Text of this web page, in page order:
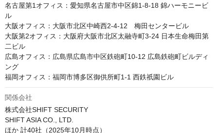
名古屋第1オフィス：愛知県名古屋市中区錦1-8-18 錦ハーモニービ
ル
大阪オフィス：大阪市北区中崎西2-4-12　梅田センタービル
大阪第2オフィス：大阪府大阪市北区太融寺町3-24 日本生命梅田第
二ビル
広島オフィス：広島県広島市中区鉄砲町10-12 広島鉄砲町ビルディ
ング
福岡オフィス：福岡市博多区御供所町1-1 西鉄祇園ビル
関係会社
株式会社SHIFT SECURITY
SHIFT ASIA CO., LTD.
ほか 計40社（2025年10月時点）